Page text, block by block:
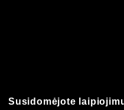
Susidomėjote